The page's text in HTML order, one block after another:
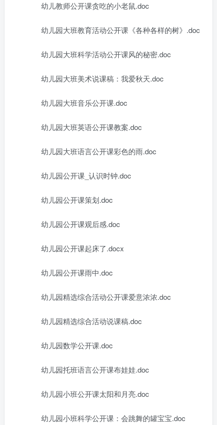
幼儿教师公开课贪吃的小老鼠.doc
幼儿园大班教育活动公开课《各种各样的树》.doc
幼儿园大班科学活动公开课风的秘密.doc
幼儿园大班美术说课稿：我爱秋天.doc
幼儿园大班音乐公开课.doc
幼儿园大班英语公开课教案.doc
幼儿园大班语言公开课彩色的雨.doc
幼儿园公开课_认识时钟.doc
幼儿园公开课策划.doc
幼儿园公开课观后感.doc
幼儿园公开课起床了.docx
幼儿园公开课雨中.doc
幼儿园精选综合活动公开课爱意浓浓.doc
幼儿园精选综合活动说课稿.doc
幼儿园数学公开课.doc
幼儿园托班语言公开课布娃娃.doc
幼儿园小班公开课太阳和月亮.doc
幼儿园小班科学公开课：会跳舞的罐宝宝.doc